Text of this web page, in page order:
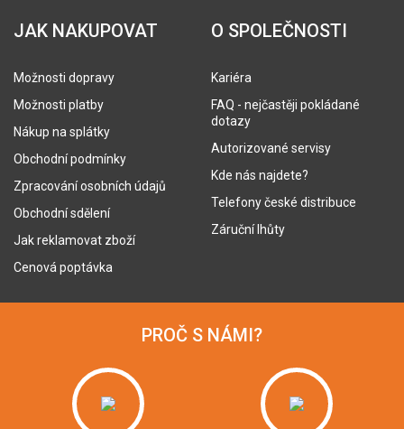
JAK NAKUPOVAT
Možnosti dopravy
Možnosti platby
Nákup na splátky
Obchodní podmínky
Zpracování osobních údajů
Obchodní sdělení
Jak reklamovat zboží
Cenová poptávka
O SPOLEČNOSTI
Kariéra
FAQ - nejčastěji pokládané
dotazy
Autorizované servisy
Kde nás najdete?
Telefony české distribuce
Záruční lhůty
PROČ S NÁMI?